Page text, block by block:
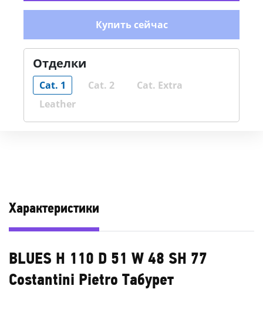
Отделки
Cat. 1 Cat. 2
Cat. Extra
Leather
Купить сейчас
Характеристики
BLUES H 110 D 51 W 48 SH 77
Costantini Pietro Табурет